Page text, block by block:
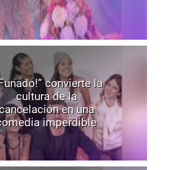
convierte la
cultura de la
en una
imperdible